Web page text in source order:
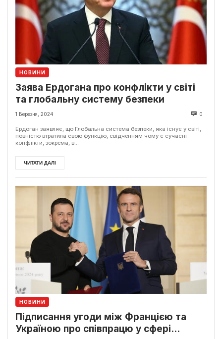
НОВИНИ
Заява Ердогана про конфлікти у світі
та глобальну систему безпеки
1 Березня, 2024 0
Ердоган заявляє, що Глобальна система безпеки, яка існує у світі,
повністю втратила свою функцію, свідченням чому є сучасні
конфлікти, зокрема, в...
ЧИТАТИ ДАЛІ
НОВИНИ
Підписання угоди між Францією та
Україною про співпрацю у сфері